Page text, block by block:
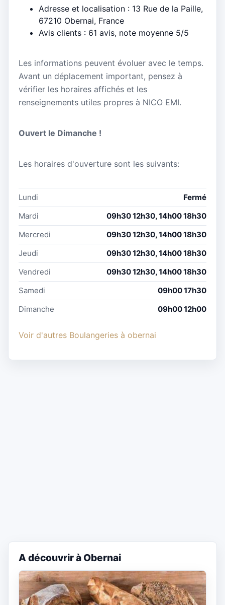
Adresse et localisation : 13 Rue de la Paille,
67210 Obernai, France
Avis clients : 61 avis, note moyenne 5/5
Les informations peuvent évoluer avec le temps.
Avant un déplacement important, pensez à
vérifier les horaires affichés et les
renseignements utiles propres à NICO EMI.
Ouvert le Dimanche !
Les horaires d'ouverture sont les suivants:
Lundi
Fermé
Mardi
09h30 12h30, 14h00 18h30
Mercredi
09h30 12h30, 14h00 18h30
Jeudi
09h30 12h30, 14h00 18h30
Vendredi
09h30 12h30, 14h00 18h30
Samedi
09h00 17h30
Dimanche
09h00 12h00
Voir d'autres Boulangeries à obernai
A découvrir à Obernai